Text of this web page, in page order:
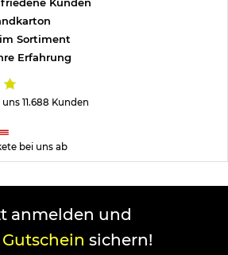
11.688 Kunden
Kunden
Sortiment
Erfahrung
bei uns ab
anmelden und
sichern!